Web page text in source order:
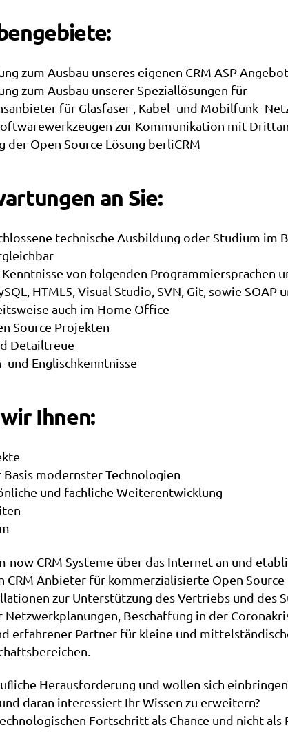
zum Ausbau unseres eigenen CRM ASP
zum Ausbau unserer Speziallösungen für
für Glasfaser-, Kabel- und Mobilfunk-
zur Kommunikation mit
der Open Source Lösung berliCRM
an Sie:
technische Ausbildung oder Studium im
Kenntnisse von folgenden Programmiersprachen
HTML5, Visual Studio, SVN, Git, sowie SOAP
auch im Home Office
Source Projekten
Detailtreue
und Englischkenntnisse
Ihnen:
Basis modernster Technologien
und fachliche Weiterentwicklung
now CRM Systeme über das Internet an und
CRM Anbieter für kommerzialisierte Open Source
zur Unterstützung des Vertriebs und des
Netzwerkplanungen, Beschaffung in der
erfahrener Partner für kleine und
Herausforderung und wollen sich
daran interessiert Ihr Wissen zu erweitern?
Fortschritt als Chance und nicht als